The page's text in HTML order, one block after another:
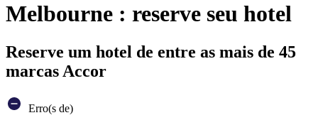
Melbourne : reserve seu hotel
Reserve um hotel de entre as mais de 45
marcas Accor
Erro(s de)